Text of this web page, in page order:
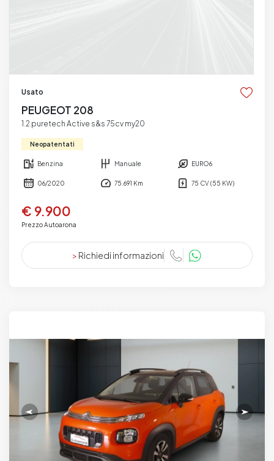
Usato
PEUGEOT 208
1.2 puretech Active s&s 75cv my20
Neopatentati
Benzina Manuale EURO6
06/2020 75.691 Km 75 CV (55 KW)
€ 9.900
Prezzo Autoarona
> Richiedi informazioni